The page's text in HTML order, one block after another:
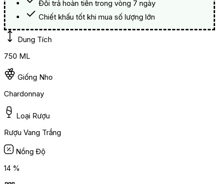
Đổi trả hoàn tiền trong vòng 7 ngày
Chiết khấu tốt khi mua số lượng lớn
Dung Tích
750 ML
Giống Nho
Chardonnay
Loại Rượu
Rượu Vang Trắng
Nồng Độ
14 %